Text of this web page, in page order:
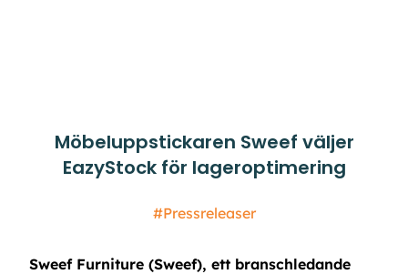
Möbeluppstickaren Sweef väljer
EazyStock för lageroptimering
#Pressreleaser
Sweef Furniture (Sweef), ett branschledande